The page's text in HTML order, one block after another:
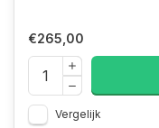
€265,00
Vergelijk